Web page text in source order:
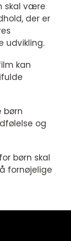
skal være
der er
udvikling.
kan
børn
og
børn skal
fornøjelige